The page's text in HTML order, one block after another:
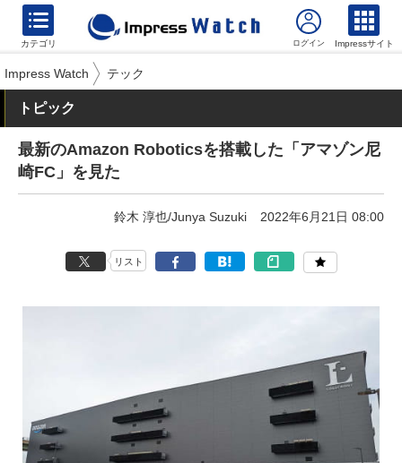
カテゴリ Impressサイト
Impress Watch テック
トピック
最新のAmazon Roboticsを搭載した「アマゾン尼
崎FC」を見た
鈴木 淳也/Junya Suzuki 2022年6月21日 08:00
リスト